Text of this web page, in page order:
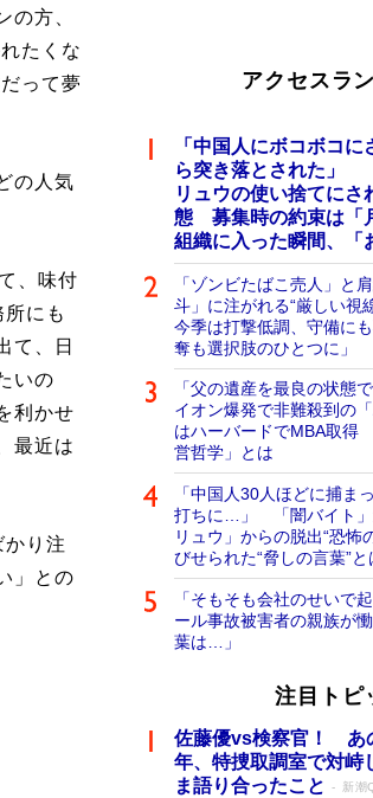
の方、
たくな
って夢
の人気
、味付
にも
て、日
いの
利かせ
最近は
り注
」との
アクセスラ
「中国人にボコボコ
ら突き落とされた」
リュウの使い捨てにさ
態 募集時の約束は「
組織に入った瞬間、「
「ゾンビたばこ売人」と
斗」に注がれる“厳しい
今季は打撃低調、守備に
奪も選択肢のひとつに」
「父の遺産を最良の状
イオン爆発で非難殺到の
はハーバードでMBA取得
営哲学」とは
「中国人30人ほどに捕ま
打ちに…」 「闇バイト」
リュウ」からの脱出“恐
びせられた“脅しの言葉”と
「そもそも会社のせい
ール事故被害者の親族が
葉は…」
注目トピ
佐藤優vs検察官！ あ
年、特捜取調室で対峙
ま語り合ったこと
新潮